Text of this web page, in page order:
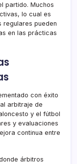
partido. Muchos
lo cual es
regulares pueden
en las prácticas
con éxito
arbitraje de
y el fútbol
y evaluaciones
continua entre
árbitros